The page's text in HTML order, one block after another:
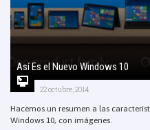
Así Es el Nuevo Windows 10
22 octubre, 2014
Hacemos un resumen a las
Windows 10, con imágenes.